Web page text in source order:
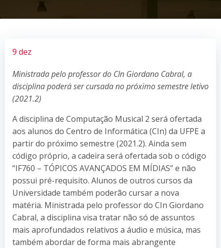
9 dez
Ministrada pelo professor do CIn Giordano Cabral, a
disciplina poderá ser cursada no próximo semestre letivo
(2021.2)
A disciplina de Computação Musical 2 será ofertada
aos alunos do Centro de Informática (CIn) da UFPE a
partir do próximo semestre (2021.2). Ainda sem
código próprio, a cadeira será ofertada sob o código
“IF760 – TÓPICOS AVANÇADOS EM MÍDIAS” e não
possui pré-requisito. Alunos de outros cursos da
Universidade também poderão cursar a nova
matéria. Ministrada pelo professor do CIn Giordano
Cabral, a disciplina visa tratar não só de assuntos
mais aprofundados relativos a áudio e música, mas
também abordar de forma mais abrangente